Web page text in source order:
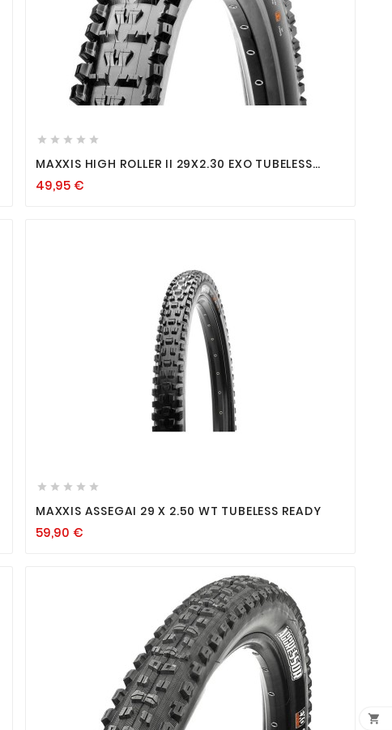
  
    
MAXXIS HIGH ROLLER II 29X2.30 EXO TUBELESS
49,95 €
    
MAXXIS ASSEGAI 29 X 2.50 WT TUBELESS READY
59,90 €
